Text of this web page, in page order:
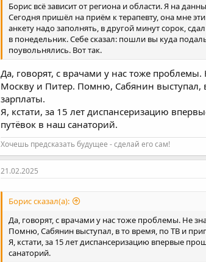
Борис всё зависит от региона и области. Я на
Сегодня пришёл на приём к терапевту, она мне
анкету надо заполнять, в другой минут сорок,
в понедельник. Себе сказал: пошли вы куда
поувольнялись. Вот так.
Да, говорят, с врачами у нас тоже
Москву и Питер. Помню, Сабянин выступал,
зарплаты.
Я, кстати, за 15 лет диспансеризацию
путёвок в наш санаторий.
Хочешь предсказать будущее - сделай его сам!
21.02.2025
Борис сказал(а):
Да, говорят, с врачами у нас тоже проблемы. Не
Помню, Сабянин выступал, в то время, по ТВ и
Я, кстати, за 15 лет диспансеризацию впервые
санаторий.